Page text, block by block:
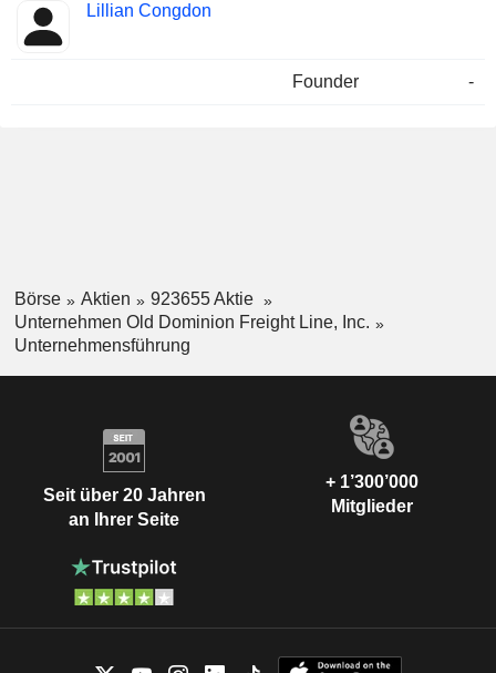
Lillian Congdon
Founder -
Börse Aktien
923655 Aktie
Unternehmen Old Dominion Freight Line, Inc.
Unternehmensführung
Seit über 20 Jahren
an Ihrer Seite
+ 1’300’000
Mitglieder